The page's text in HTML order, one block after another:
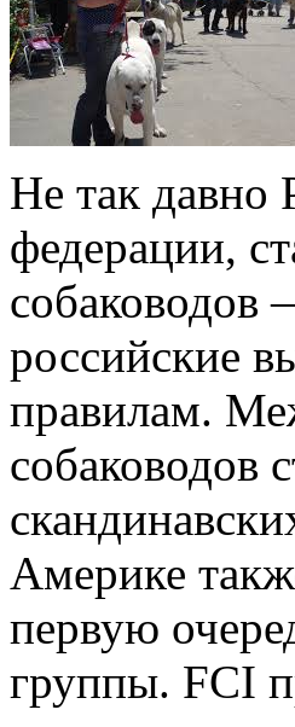
Не так давно
федерации,
собаководов
российские
правилам.
собаководов
Америке
первую
группы. FCI